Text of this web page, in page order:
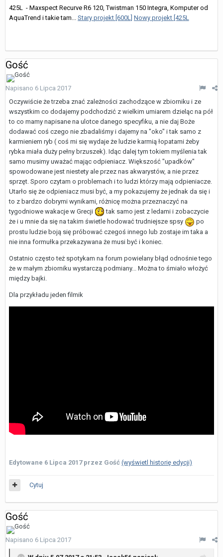
425L - Maxspect Recurve R6 120, Twistman 150 Integra, Komputer od
AquaTrend i takie tam... Stary projekt [600L] Nowy projekt [425L
Gość
Napisano 6 Lipca 2017
Oczywiście że trzeba znać zależności zachodzące w zbiorniku i ze
wszystkim co dodajemy podchodzić z wielkim umiarem dzieląc na pół
to co mamy napisane na ulotce danego specyfiku, a nie daj Boże
dodawać coś czego nie zbadaliśmy i dajemy na "oko" i tak samo z
karmieniem ryb ( coś mi się wydaje że ludzie karmią łopatami żeby
rybka miała duży pełny brzuszek). Idąc dalej tym tokiem myślenia tak
samo musimy uważać mając odpieniacz. Większość "upadków"
spowodowane jest niestety ale przez nas akwarystów, a nie przez
sprzęt. Sporo czytam o problemach i to ludzi którzy mają odpieniacze.
Utarło się że odpieniacz musi być, a my pokazujemy że jednak da się i
to z bardzo dobrymi wynikami, różnicę można przeznaczyć na
tygodniowe wakacje w Grecji
tak samo jest z ledami i zobaczycie
że i u mnie da się na takim świetle hodować trudniejsze spsy
po
prostu ludzie boją się próbować czegoś innego lub zostaje im taka a
nie inna formułka przekazywana że musi być i koniec.
Ostatnio często też spotykam na forum powielany błąd odnośnie tego
że w małym zbiorniku wystarczą podmiany... Można to śmiało włożyć
między bajki.
Dla przykładu jeden filmik
Edytowane 6 Lipca 2017przez Gość (wyświetl historię edycji)
Cytuj
Gość
Napisano 6 Lipca 2017